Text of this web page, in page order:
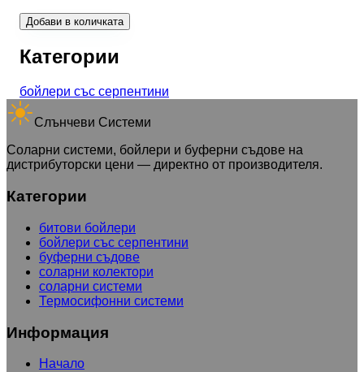
Добави в количката
Категории
бойлери със серпентини
Слънчеви Системи
Соларни системи, бойлери и буферни съдове на
дистрибуторски цени — директно от производителя.
Категории
битови бойлери
бойлери със серпентини
буферни съдове
соларни колектори
соларни системи
Термосифонни системи
Информация
Начало